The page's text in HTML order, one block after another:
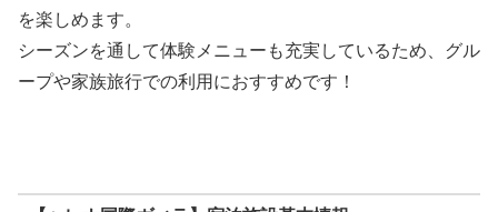
を楽しめます。
シーズンを通して体験メニューも充実しているため、グル
ープや家族旅行での利用におすすめです！